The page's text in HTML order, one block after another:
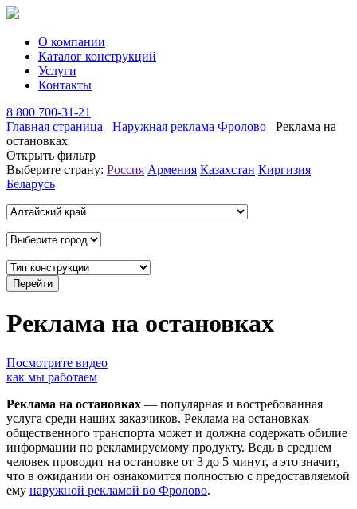
О компании
Каталог конструкций
Услуги
Контакты
8 800 700-31-21
Главная страница
Наружная реклама Фролово
Реклама на
остановках
Открыть фильтр
Выберите страну: Россия Армения Казахстан Киргизия
Беларусь
Реклама на остановках
Посмотрите видео
как мы работаем
Реклама на остановках — популярная и востребованная
услуга среди наших заказчиков. Реклама на остановках
общественного транспорта может и должна содержать обилие
информации по рекламируемому продукту. Ведь в среднем
человек проводит на остановке от 3 до 5 минут, а это значит,
что в ожидании он ознакомится полностью с предоставляемой
ему наружной рекламой во Фролово.